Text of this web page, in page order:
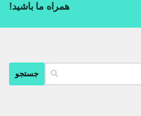
همراه ما باشید!